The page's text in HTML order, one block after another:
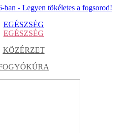
ban - Legyen tökéletes a fogsorod!
EGÉSZSÉG
EGÉSZSÉG
KÖZÉRZET